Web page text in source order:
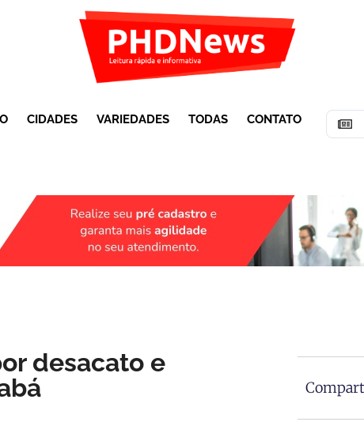
CIDADES VARIEDADES TODAS CONTATO
desacato e